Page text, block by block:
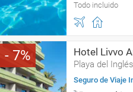
Todo incluido
7 Hotel Livvo
Playa del Inglés
Seguro de Viaje